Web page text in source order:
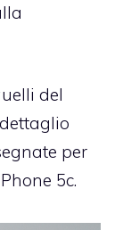
del
per
5c.